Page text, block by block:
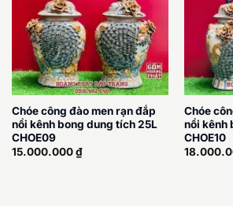
Chóe công đào men rạn đắp
nổi kênh bong dung tích 25L
CHOE09
15.000.000₫
Chóe
nổi kênh
CHOE10